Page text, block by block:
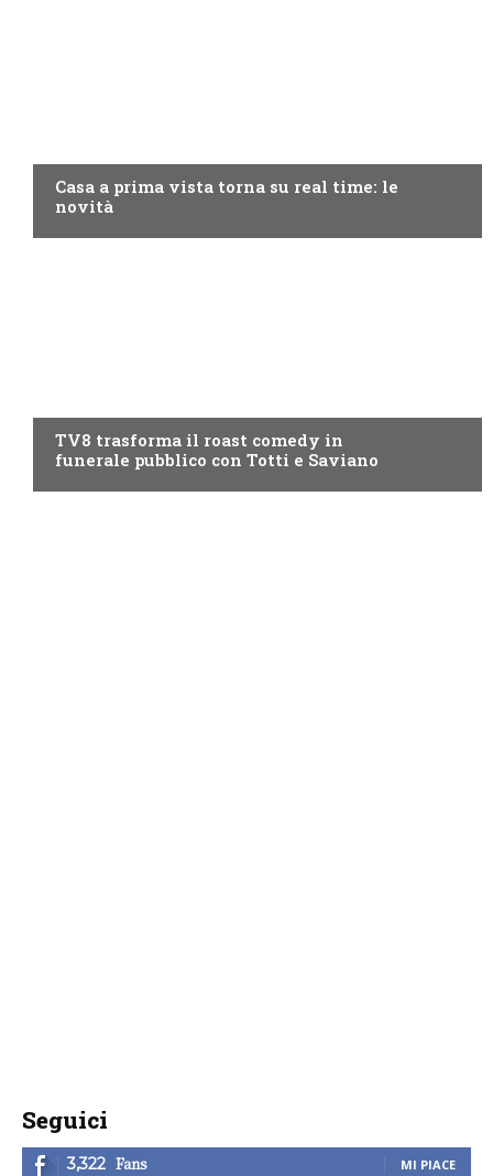
Casa a prima vista torna su real time: le
novità
TV8 trasforma il roast comedy in
funerale pubblico con Totti e Saviano
Seguici
3,322 Fans MI PIACE